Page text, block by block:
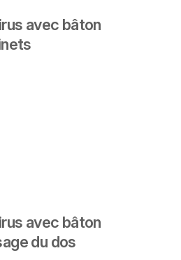
avec bâton
avec bâton
du dos